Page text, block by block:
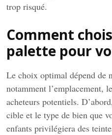
trop risqué.
Comment
palette pour
Le choix optimal dépend de
notamment l’emplacement,
acheteurs potentiels.
cible et le type de bien que
enfants privilégiera des